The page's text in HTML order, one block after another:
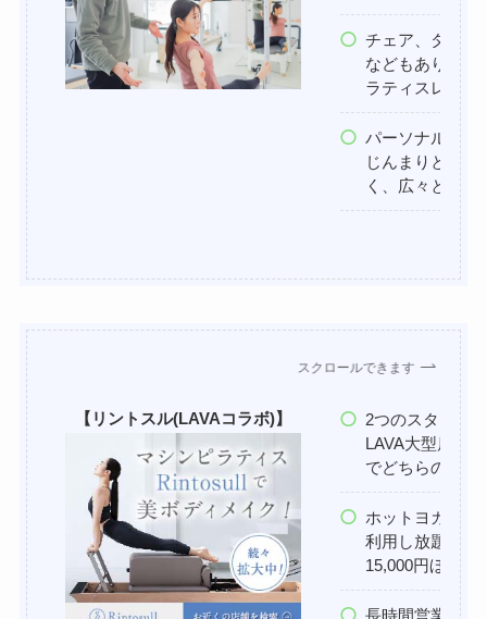
チェア、タワー
などもあり、本
ラティスレッス
パーソナル専門
じんまりとした
く、広々とした
スクロールできます
【リントスル(LAVAコラボ)】
2つのスタジオ
LAVA大型店の
でどちらのレッ
ホットヨガ＆マ
利用し放題なの
15,000円ほどと
長時間営業して